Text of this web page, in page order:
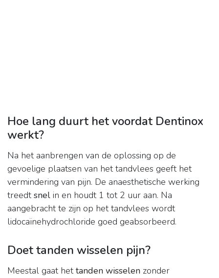
Hoe lang duurt het voordat Dentinox
werkt?
Na het aanbrengen van de oplossing op de
gevoelige plaatsen van het tandvlees geeft het
vermindering van pijn. De anaesthetische werking
treedtsnel in en houdt 1 tot 2 uur aan. Na
aangebracht te zijn op het tandvlees wordt
lidocaïnehydrochloride goed geabsorbeerd.
Doet tanden wisselen pijn?
Meestal gaat hettanden wisselen zonder